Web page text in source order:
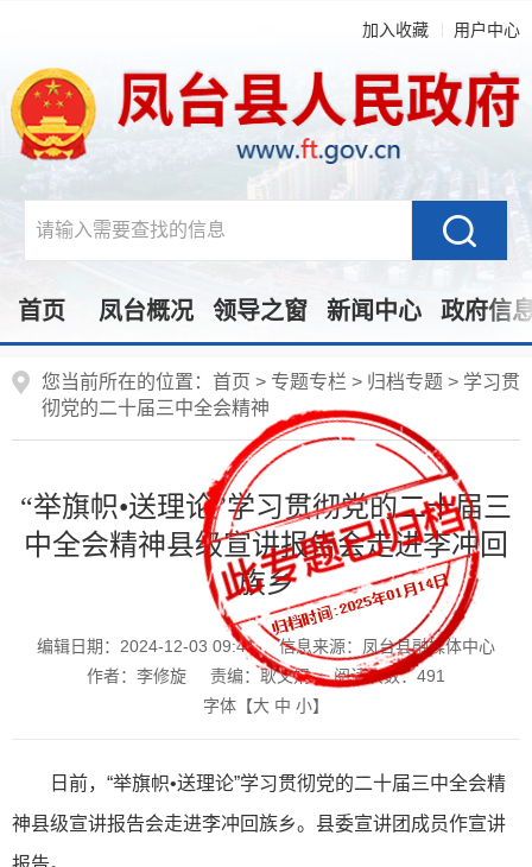
加入收藏 用户中心
首页 凤台概况 领导之窗 新闻中心 政府信
您当前所在的位置： 首页 > 专题专栏 > 归档专题 > 学习贯
彻党的二十届三中全会精神
“举旗帜•送理论”学习贯彻党的二十届三
中全会精神县级宣讲报告会走进李冲回
族乡
编辑日期：2024-12-03 09:41
信息来源：凤台县融媒体中心
作者：李修旋
责编：耿文娟 阅读次数：491
字体【大 中 小】
日前，“举旗帜•送理论”学习贯彻党的二十届三中全会精
神县级宣讲报告会走进李冲回族乡。县委宣讲团成员作宣讲